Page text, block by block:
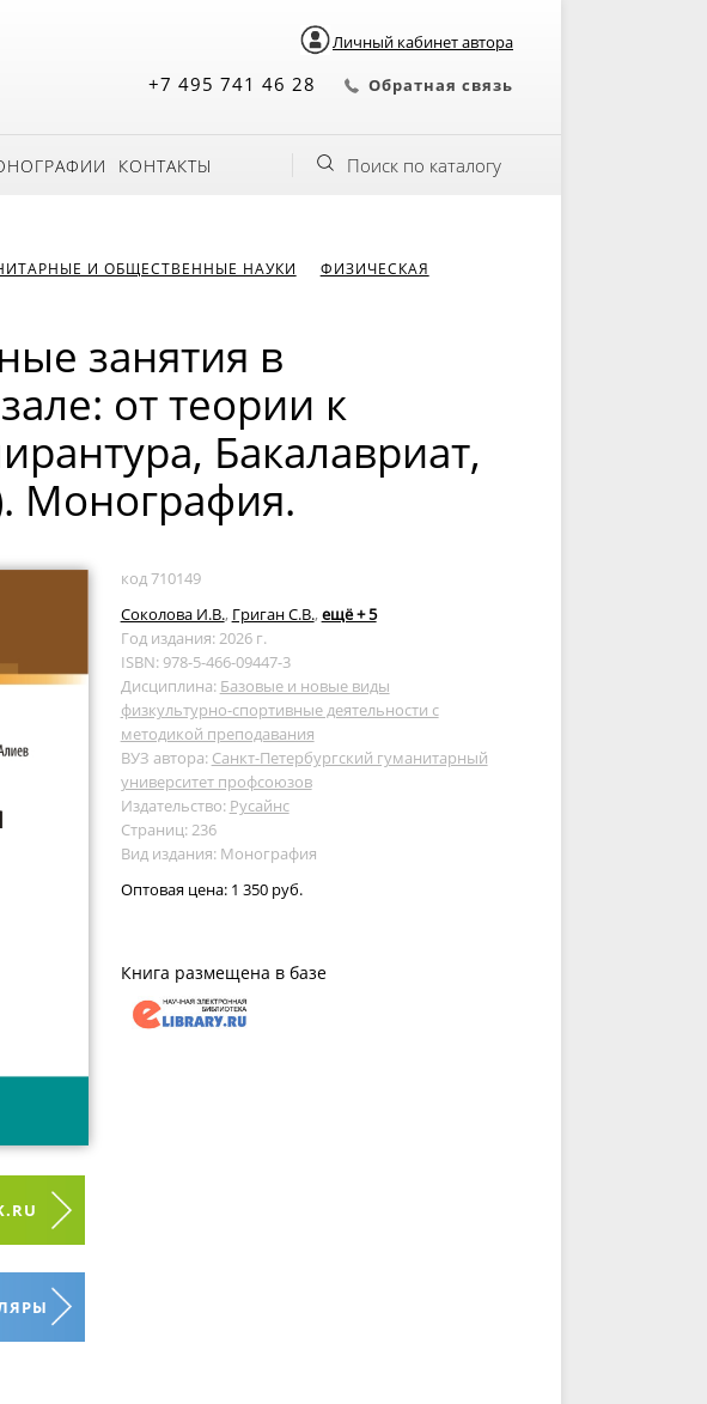
Личный кабинет автора
+7 495 741 46 28 Обратная связь
КОНТАКТЫ Поиск по каталогу
И ОБЩЕСТВЕННЫЕ НАУКИ
ФИЗИЧЕСКАЯ
занятия в
от теории к
Бакалавриат,
Монография.
код 710149
Соколова И.В., Григан С.В., ещё + 5
Год издания: 2026 г.
ISBN: 978-5-466-09447-3
Дисциплина: Базовые и новые виды
физкультурно-спортивные деятельности с
методикой преподавания
ВУЗ автора: Санкт-Петербургский гуманитарный
университет профсоюзов
Издательство: Русайнс
Страниц: 236
Вид издания: Монография
Оптовая цена: 1 350 руб.
Книга размещена в базе